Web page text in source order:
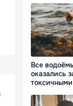
Все
оказались